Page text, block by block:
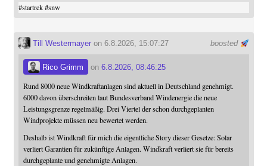
#startrek #snw
boosted
Till Westermayeron 6.8.2026, 15:07:27
Rico Grimm on 6.8.2026, 08:46:25
Rund 8000 neue Windkraftanlagen sind aktuell in Deutschland genehmigt.
6000 davon überschreiten laut Bundesverband Windenergie die neue
Leistungsgrenze regelmäßig. Drei Viertel der schon durchgeplanten
Windprojekte müssen neu bewertet werden.
Deshalb ist Windkraft für mich die eigentliche Story dieser Gesetze: Solar
verliert Garantien für zukünftige Anlagen. Windkraft verliert sie für bereits
durchgeplante und genehmigte Anlagen.